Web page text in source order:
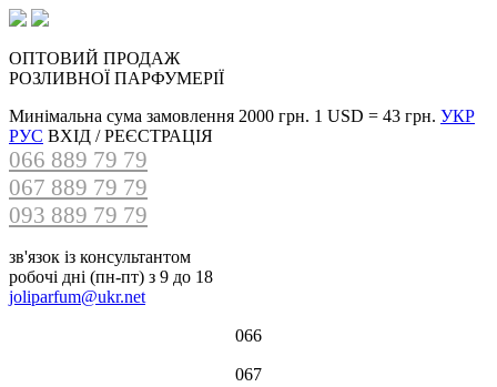
ОПТОВИЙ ПРОДАЖ
РОЗЛИВНОЇ ПАРФУМЕРІЇ
Минімальна сума замовлення 2000 грн. 1 USD = 43 грн. УКР
РУС ВХІД / РЕЄСТРАЦІЯ
066 889 79 79
067 889 79 79
093 889 79 79
зв'язок із консультантом
робочі дні (пн-пт) з 9 до 18
joliparfum@ukr.net
066
067